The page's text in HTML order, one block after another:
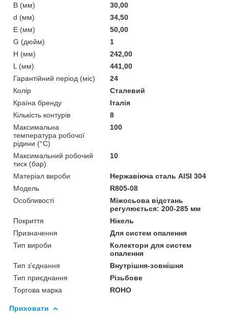
B (мм)
30,00
d (мм)
34,50
E (мм)
50,00
G (дюйм)
1
H (мм)
242,00
L (мм)
441,00
Гарантійний період (міс)
24
Колір
Сталевий
Країна бренду
Італія
Кількість контурів
8
Максимальна
температура робочої
рідини (°C)
100
Максимальний робочий
тиск (бар)
10
Матеріал вироби
Нержавіюча сталь AISI 304
Мoдель
R805-08
Особливості
Міжосьова відстань
регулюється: 200-285 мм
Покриття
Нікель
Призначення
Для систем опалення
Тип вироби
Колектори для систем
опалення
Тип з'єднання
Внутрішня-зовнішня
Тип приєднання
Різьбове
Торгова марка
ROHO
Приховати